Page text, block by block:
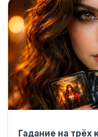
Гадание на трёх